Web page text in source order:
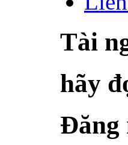
Tài
hãy
Đăng